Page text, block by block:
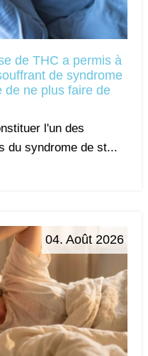
de THC a permis à
de syndrome
de ne plus faire de
l'un des
du syndrome de st...
04. Août 2026